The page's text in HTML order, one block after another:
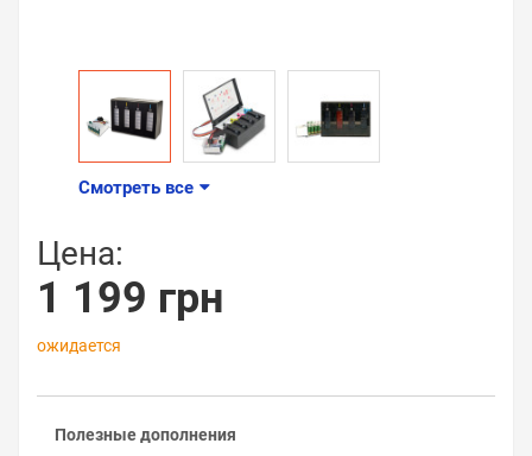
Смотреть все
Цена:
1 199 грн
ожидается
Полезные дополнения